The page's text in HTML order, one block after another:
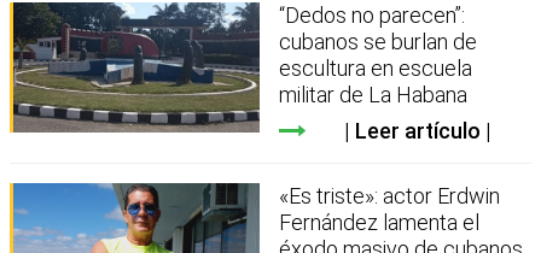
“Dedos no parecen”:
cubanos se burlan de
escultura en escuela
militar de La Habana
Leer artículo
«Es triste»: actor Erdwin
Fernández lamenta el